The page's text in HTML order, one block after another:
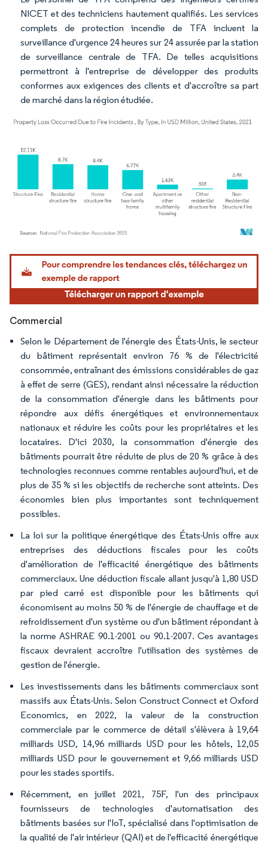
NICET et des techniciens hautement qualifiés. Les services
complets de protection incendie de TFA incluent la
surveillance d'urgence 24 heures sur 24 assurée par la station
de surveillance centrale de TFA. De telles acquisitions
permettront à l'entreprise de développer des produits
conformes aux exigences des clients et d'accroître sa part
de marché dans la région étudiée.
Image © Mordor Intelligence. La réutilisation nécessite une attribution sous CC BY
Commercial
Selon le Département de l'énergie des États-Unis, le secteur
du bâtiment représentait environ 76 % de l'électricité
consommée, entraînant des émissions considérables de gaz
à effet de serre (GES), rendant ainsi nécessaire la réduction
de la consommation d'énergie dans les bâtiments pour
répondre aux défis énergétiques et environnementaux
nationaux et réduire les coûts pour les propriétaires et les
locataires. D'ici 2030, la consommation d'énergie des
bâtiments pourrait être réduite de plus de 20 % grâce à des
technologies reconnues comme rentables aujourd'hui, et de
plus de 35 % si les objectifs de recherche sont atteints. Des
économies bien plus importantes sont techniquement
possibles.
La loi sur la politique énergétique des États-Unis offre aux
entreprises des déductions fiscales pour les coûts
d'amélioration de l'efficacité énergétique des bâtiments
commerciaux. Une déduction fiscale allant jusqu'à 1,80 USD
par pied carré est disponible pour les bâtiments qui
économisent au moins 50 % de l'énergie de chauffage et de
refroidissement d'un système ou d'un bâtiment répondant à
la norme ASHRAE 90.1-2001 ou 90.1-2007. Ces avantages
fiscaux devraient accroître l'utilisation des systèmes de
gestion de l'énergie.
Les investissements dans les bâtiments commerciaux sont
massifs aux États-Unis. Selon Construct Connect et Oxford
Economics, en 2022, la valeur de la construction
commerciale par le commerce de détail s'élèvera à 19,64
milliards USD, 14,96 milliards USD pour les hôtels, 12,05
milliards USD pour le gouvernement et 9,66 milliards USD
pour les stades sportifs.
Récemment, en juillet 2021, 75F, l'un des principaux
fournisseurs de technologies d'automatisation des
bâtiments basées sur l'IoT, spécialisé dans l'optimisation de
la qualité de l'air intérieur (QAI) et de l'efficacité énergétique